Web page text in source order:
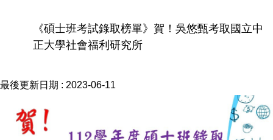
《碩士班考試錄取榜單》賀！吳悠甄考取國立中
正大學社會福利研究所
最後更新日期 : 2023-06-11